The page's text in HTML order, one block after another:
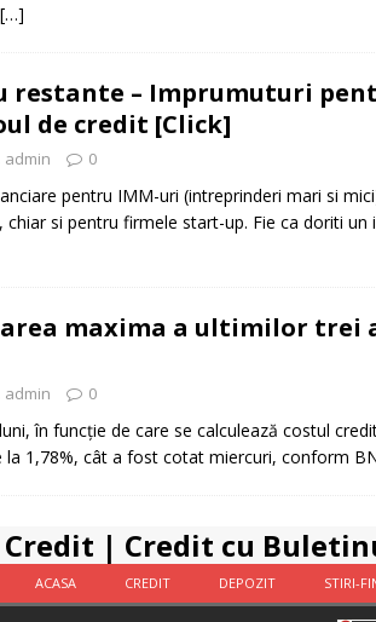
[…]
restante – Imprumuturi
de credit [Click]
admin 0
pentru IMM-uri (intreprinderi mari si
chiar si pentru firmele start-up. Fie ca doriti
maxima a ultimilor trei
admin 0
în funcţie de care se calculează costul
la 1,78%, cât a fost cotat miercuri, conform
| Credit cu
ACASA CREDIT DEPOZIT STIRI-